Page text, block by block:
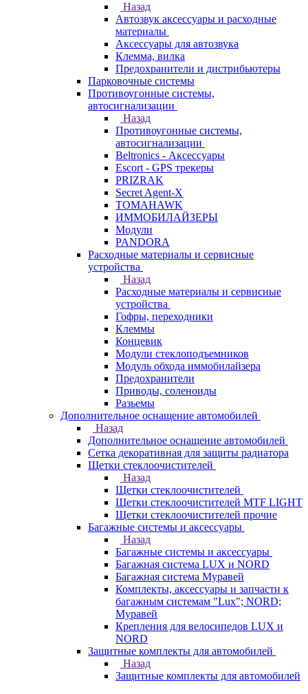
Назад
Автозвук аксессуары и расходные
материалы
Аксессуары для автозвука
Клемма, вилка
Предохранители и дистрибьютеры
Парковочные системы
Противоугонные системы,
автосигнализации
Назад
Противоугонные системы,
автосигнализации
Beltronics - Аксессуары
Escort - GPS трекеры
PRIZRAK
Secret Agent-X
TOMAHAWK
ИММОБИЛАЙЗЕРЫ
Модули
PANDORA
Расходные материалы и сервисные
устройства
Назад
Расходные материалы и сервисные
устройства
Гофры, переходники
Клеммы
Концевик
Модули стеклоподъемников
Модуль обхода иммобилайзера
Предохранители
Приводы, соленоиды
Разьемы
Дополнительное оснащение автомобилей
Назад
Дополнительное оснащение автомобилей
Сетка декоративная для защиты радиатора
Щетки стеклоочистителей
Назад
Щетки стеклоочистителей
Щетки стеклоочистителей MTF LIGHT
Щетки стеклоочистителей прочие
Багажные системы и аксессуары
Назад
Багажные системы и аксессуары
Багажная система LUX и NORD
Багажная система Муравей
Комплекты, аксессуары и запчасти к
багажным системам "Lux"; NORD;
Муравей
Крепления для велосипедов LUX и
NORD
Защитные комплекты для автомобилей
Назад
Защитные комплекты для автомобилей